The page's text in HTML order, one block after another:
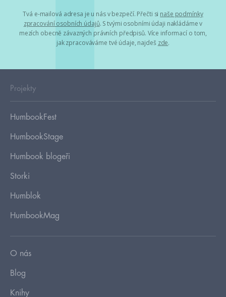
Tvá e-mailová adresa je u nás v bezpečí. Přečti si naše podmínky
zpracování osobních údajů. S tvými osobními údaji nakládáme v
mezích obecně závazných právních předpisů. Více informací o tom,
jak zpracováváme tvé údaje, najdeš zde.
Projekty
HumbookFest
HumbookStage
Humbook blogeři
Storki
Humblok
HumbookMag
O nás
Blog
Knihy